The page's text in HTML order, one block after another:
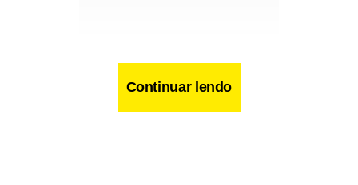
Continuar lendo